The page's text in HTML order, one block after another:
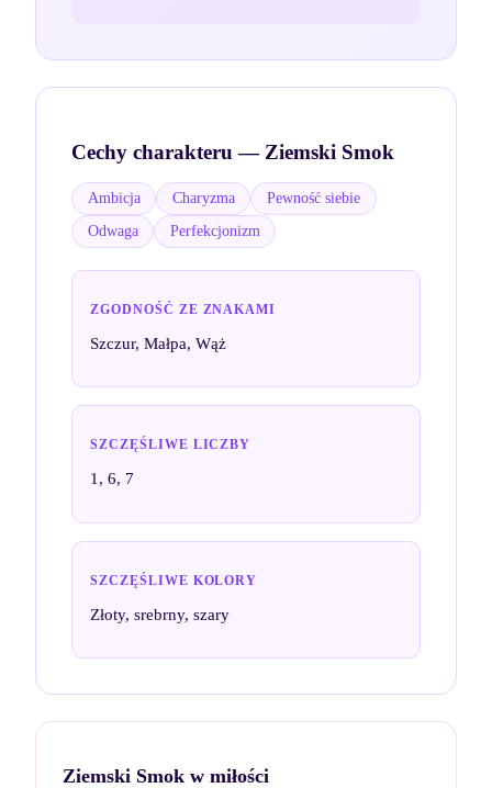
Cechy charakteru — Ziemski Smok
Ambicja Charyzma
Pewność siebie
Odwaga
Perfekcjonizm
ZGODNOŚĆ ZE ZNAKAMI
Szczur, Małpa, Wąż
SZCZĘŚLIWE LICZBY
1, 6, 7
SZCZĘŚLIWE KOLORY
Złoty, srebrny, szary
Ziemski Smok w miłości